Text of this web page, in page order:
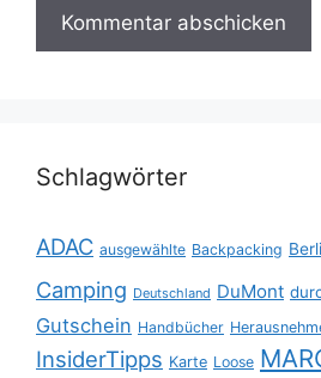
Schlagwörter
ADAC ausgewählte Backpacking
Camping Deutschland DuMont
Gutschein Handbücher
InsiderTipps Karte Loose